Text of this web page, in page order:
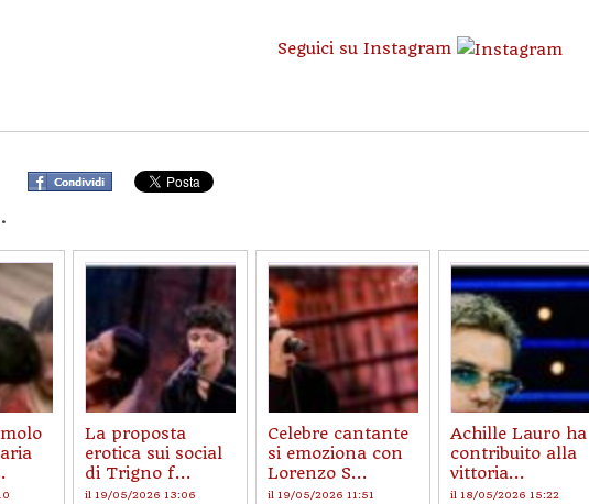
Seguici su Instagram
La proposta
erotica sui social
di Trigno f...
il 19/05/2026 13:06
Celebre cantante
si emoziona con
Lorenzo S...
il 19/05/2026 11:51
Achille Lauro ha
contribuito alla
vittoria...
il 18/05/2026 15:22